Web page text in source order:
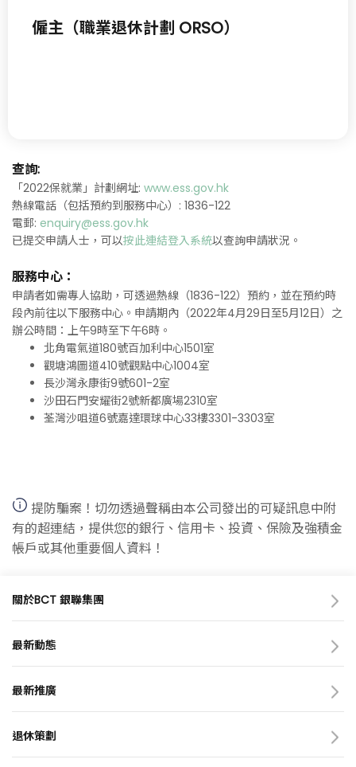
僱主（職業退休計劃 ORSO）
查詢:
「2022保就業」計劃網址: www.ess.gov.hk
熱線電話（包括預約到服務中心）: 1836-122
電郵: enquiry@ess.gov.hk
已提交申請人士，可以按此連結登入系統以查詢申請狀況。
服務中心：
申請者如需專人協助，可透過熱線（1836-122）預約，並在預約時
段內前往以下服務中心。申請期內（2022年4月29日至5月12日）之
辦公時間：上午9時至下午6時。
北角電氣道180號百加利中心1501室
觀塘鴻圖道410號觀點中心1004室
長沙灣永康街9號601-2室
沙田石門安耀街2號新都廣場2310室
荃灣沙咀道6號嘉達環球中心33樓3301-3303室
提防騙案！切勿透過聲稱由本公司發出的可疑訊息中附
有的超連結，提供您的銀行、信用卡、投資、保險及強積金
帳戶或其他重要個人資料！
關於BCT 銀聯集團
關於我們
我們的業務
獎項
最新動態
最新消息
亞洲收益退休基金
預設投資策略
最新推廣
bct+ app
MPF 戶口整合
退休策劃
簡介